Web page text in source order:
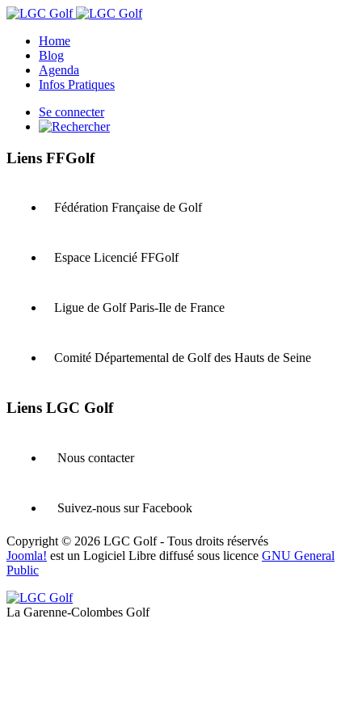
Home
Blog
Agenda
Infos Pratiques
Se connecter
Liens FFGolf
Fédération Française de Golf
Espace Licencié FFGolf
Ligue de Golf Paris-Ile de France
Comité Départemental de Golf des Hauts de Seine
Liens LGC Golf
Nous contacter
Suivez-nous sur Facebook
Copyright © 2026 LGC Golf - Tous droits réservés
Joomla! est un Logiciel Libre diffusé sous licence GNU General
Public
La Garenne-Colombes Golf